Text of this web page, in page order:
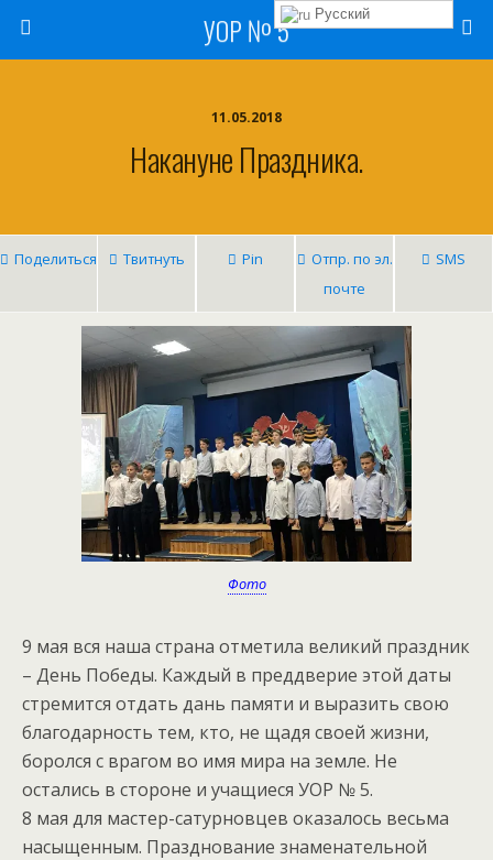
УОР № 5
11.05.2018
Накануне Праздника.
Поделиться Твитнуть Pin
Отпр. по эл.
почте
SMS
Фото
9 мая вся наша страна отметила великий праздник
– День Победы. Каждый в преддверие этой даты
стремится отдать дань памяти и выразить свою
благодарность тем, кто, не щадя своей жизни,
боролся с врагом во имя мира на земле. Не
остались в стороне и учащиеся УОР № 5.
8 мая для мастер-сатурновцев оказалось весьма
насыщенным. Празднование знаменательной
Русский